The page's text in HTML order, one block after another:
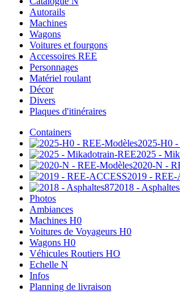
Autorails
Machines
Wagons
Voitures et fourgons
Accessoires REE
Personnages
Matériel roulant
Décor
Divers
Plaques d'itinéraires
Containers
2025-H0
2025 -
2020-N -
2019 - REE-
2018 -
Photos
Ambiances
Machines H0
Voitures de Voyageurs H0
Wagons H0
Véhicules Routiers HO
Echelle N
Infos
Planning de livraison